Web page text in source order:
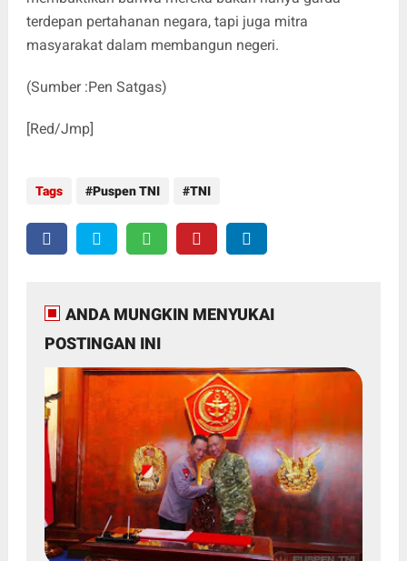
terdepan pertahanan negara, tapi juga mitra
masyarakat dalam membangun negeri.
(Sumber :Pen Satgas)
[Red/Jmp]
Tags Puspen TNI TNI
ANDA MUNGKIN MENYUKAI
POSTINGAN INI